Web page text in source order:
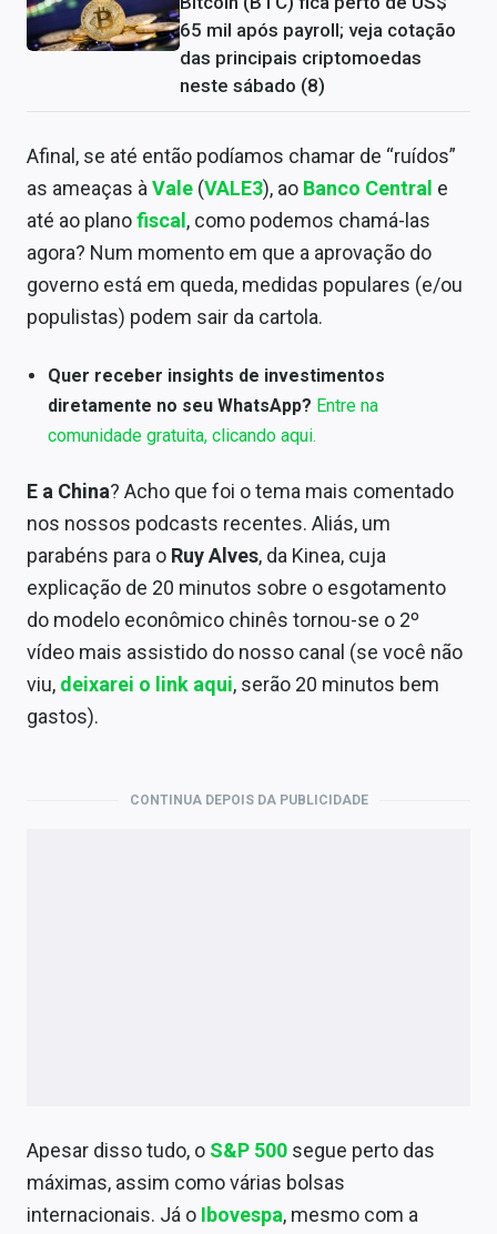
65 mil após payroll; veja cotação
das principais criptomoedas
neste sábado (8)
Afinal, se até então podíamos chamar de “ruídos”
as ameaças à Vale (VALE3), ao Banco Central e
até ao planofiscal, como podemos chamá-las
agora? Num momento em que a aprovação do
governo está em queda, medidas populares (e/ou
populistas) podem sair da cartola.
Quer receber insights de investimentos
diretamente no seu WhatsApp? Entre na
comunidade gratuita, clicando aqui.
E a China? Acho que foi o tema mais comentado
nos nossos podcasts recentes. Aliás, um
parabéns para o Ruy Alves, da Kinea, cuja
explicação de 20 minutos sobre o esgotamento
do modelo econômico chinês tornou-se o 2º
vídeo mais assistido do nosso canal (se você não
viu, deixarei o link aqui, serão 20 minutos bem
gastos).
CONTINUA DEPOIS DA PUBLICIDADE
Apesar disso tudo, o S&P 500 segue perto das
máximas, assim como várias bolsas
internacionais. Já o Ibovespa, mesmo com a